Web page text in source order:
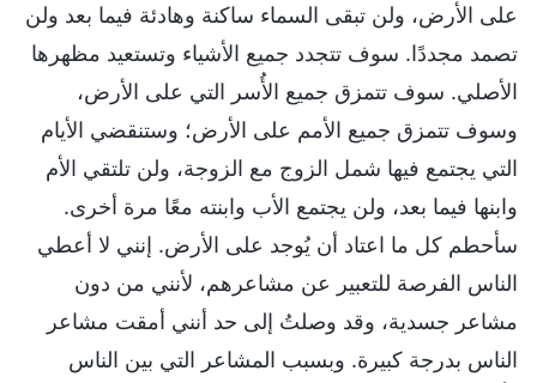
على الأرض، ولن تبقى السماء ساكنة وهادئة فيما بعد ولن
تصمد مجددًا. سوف تتجدد جميع الأشياء وتستعيد مظهرها
الأصلي. سوف تتمزق جميع الأُسر التي على الأرض،
وسوف تتمزق جميع الأمم على الأرض؛ وستنقضي الأيام
التي يجتمع فيها شمل الزوج مع الزوجة، ولن تلتقي الأم
وابنها فيما بعد، ولن يجتمع الأب وابنته معًا مرة أخرى.
سأحطم كل ما اعتاد أن يُوجد على الأرض. إنني لا أعطي
الناس الفرصة للتعبير عن مشاعرهم، لأنني من دون
مشاعر جسدية، وقد وصلتُ إلى حد أنني أمقت مشاعر
الناس بدرجة كبيرة. وبسبب المشاعر التي بين الناس